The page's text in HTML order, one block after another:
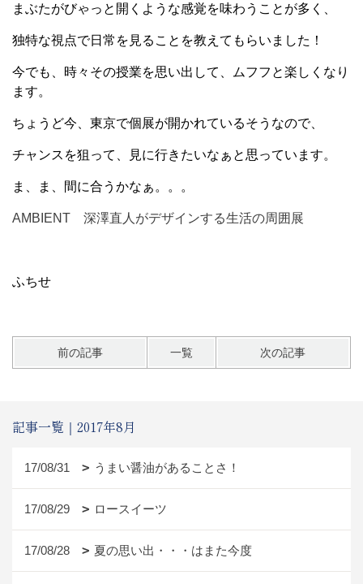
まぶたがびゃっと開くような感覚を味わうことが多く、
独特な視点で日常を見ることを教えてもらいました！
今でも、時々その授業を思い出して、ムフフと楽しくなり
ます。
ちょうど今、東京で個展が開かれているそうなので、
チャンスを狙って、見に行きたいなぁと思っています。
ま、ま、間に合うかなぁ。。。
AMBIENT 深澤直人がデザインする生活の周囲展
ふちせ
前の記事 一覧 次の記事
記事一覧｜2017年8月
17/08/31 うまい醤油があることさ！
17/08/29 ロースイーツ
17/08/28 夏の思い出・・・はまた今度